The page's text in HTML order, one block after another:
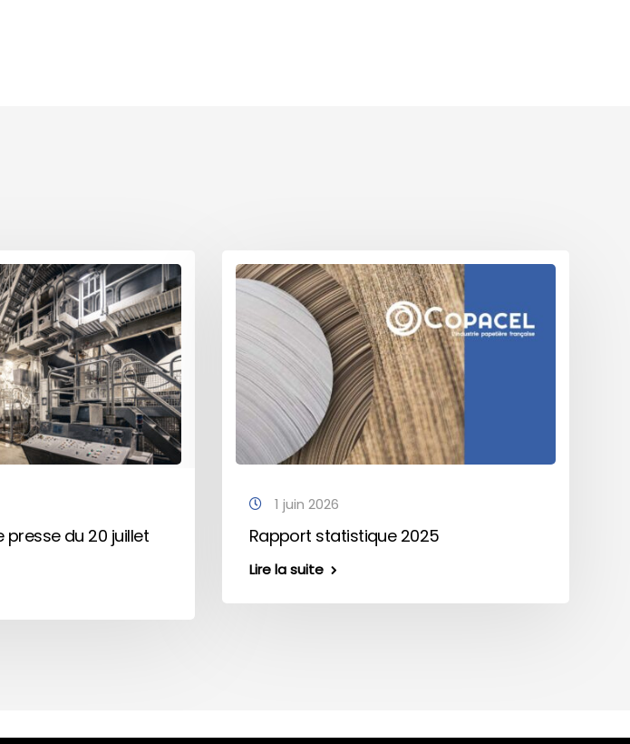
du 20 juillet
1 juin 2026
Rapport statistique 2025
Lire la suite